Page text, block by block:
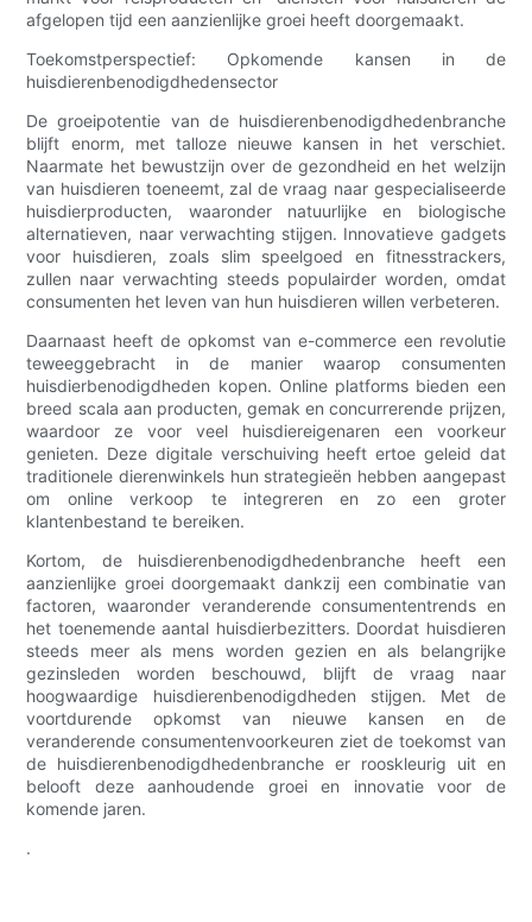
afgelopen tijd een aanzienlijke groei heeft doorgemaakt.
Toekomstperspectief: Opkomende kansen in de
huisdierenbenodigdhedensector
De groeipotentie van de huisdierenbenodigdhedenbranche
blijft enorm, met talloze nieuwe kansen in het verschiet.
Naarmate het bewustzijn over de gezondheid en het welzijn
van huisdieren toeneemt, zal de vraag naar gespecialiseerde
huisdierproducten, waaronder natuurlijke en biologische
alternatieven, naar verwachting stijgen. Innovatieve gadgets
voor huisdieren, zoals slim speelgoed en fitnesstrackers,
zullen naar verwachting steeds populairder worden, omdat
consumenten het leven van hun huisdieren willen verbeteren.
Daarnaast heeft de opkomst van e-commerce een revolutie
teweeggebracht in de manier waarop consumenten
huisdierbenodigdheden kopen. Online platforms bieden een
breed scala aan producten, gemak en concurrerende prijzen,
waardoor ze voor veel huisdiereigenaren een voorkeur
genieten. Deze digitale verschuiving heeft ertoe geleid dat
traditionele dierenwinkels hun strategieën hebben aangepast
om online verkoop te integreren en zo een groter
klantenbestand te bereiken.
Kortom, de huisdierenbenodigdhedenbranche heeft een
aanzienlijke groei doorgemaakt dankzij een combinatie van
factoren, waaronder veranderende consumententrends en
het toenemende aantal huisdierbezitters. Doordat huisdieren
steeds meer als mens worden gezien en als belangrijke
gezinsleden worden beschouwd, blijft de vraag naar
hoogwaardige huisdierenbenodigdheden stijgen. Met de
voortdurende opkomst van nieuwe kansen en de
veranderende consumentenvoorkeuren ziet de toekomst van
de huisdierenbenodigdhedenbranche er rooskleurig uit en
belooft deze aanhoudende groei en innovatie voor de
komende jaren.
.